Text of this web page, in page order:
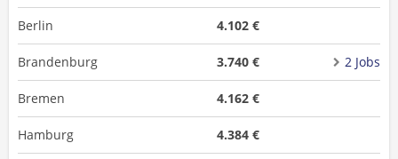
Berlin 4.102 €
Brandenburg 3.740 € 2 Jobs
Bremen 4.162 €
Hamburg 4.384 €